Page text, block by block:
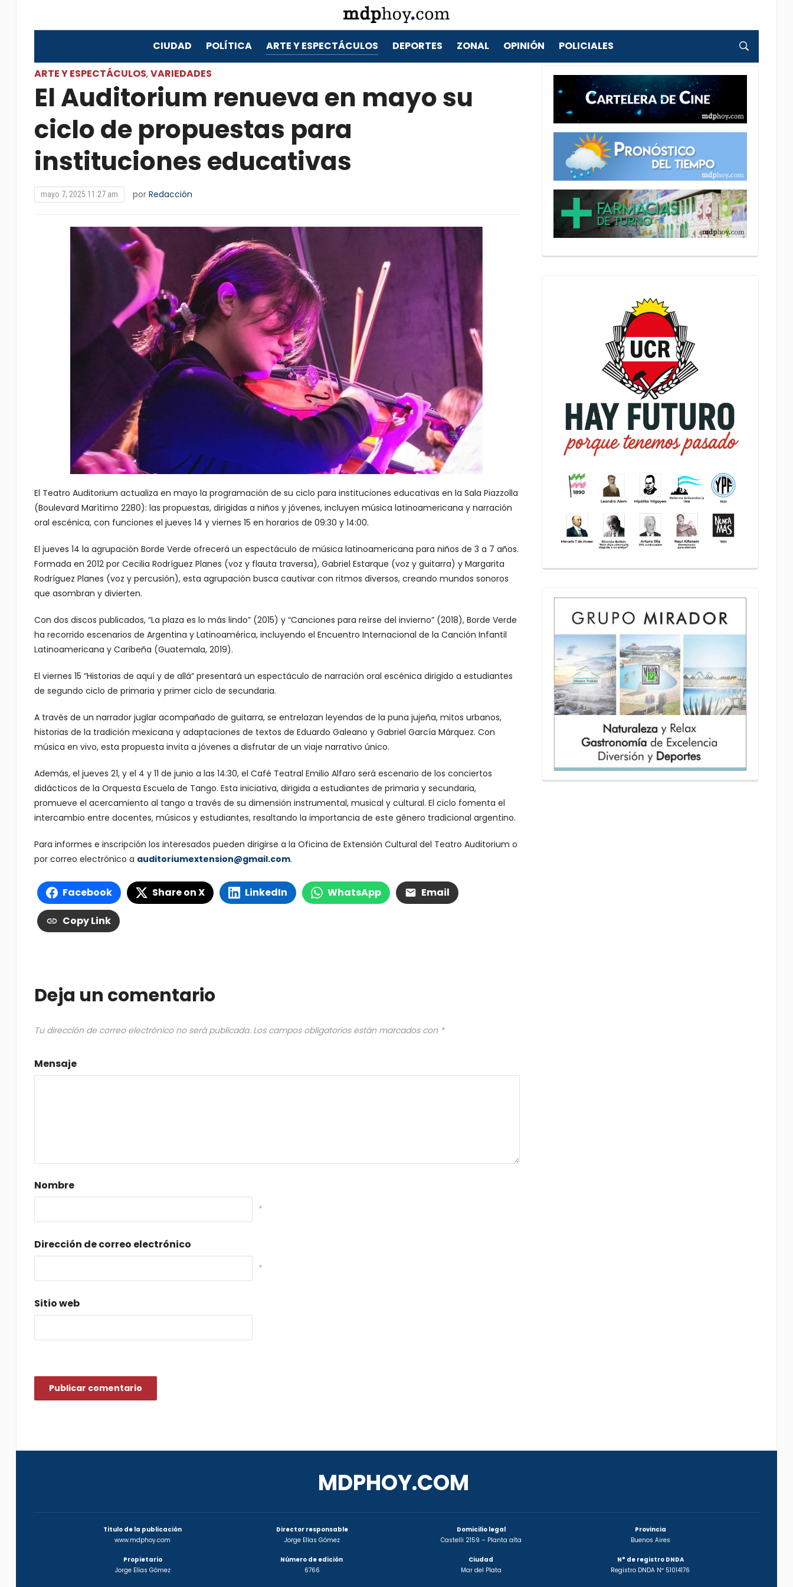
CIUDAD POLÍTICA ARTE Y ESPECTÁCULOS DEPORTES ZONAL OPINIÓN POLICIALES
ARTE Y ESPECTÁCULOS, VARIEDADES
El Auditorium renueva en mayo su
ciclo de propuestas para
instituciones educativas
mayo 7, 2025 11:27 am por Redacción
El Teatro Auditorium actualiza en mayo la programación de su ciclo para instituciones educativas en la Sala Piazzolla
(Boulevard Marítimo 2280): las propuestas, dirigidas a niños y jóvenes, incluyen música latinoamericana y narración
oral escénica, con funciones el jueves 14 y viernes 15 en horarios de 09:30 y 14:00.
El jueves 14 la agrupación Borde Verde ofrecerá un espectáculo de música latinoamericana para niños de 3 a 7 años.
Formada en 2012 por Cecilia Rodríguez Planes (voz y flauta traversa), Gabriel Estarque (voz y guitarra) y Margarita
Rodríguez Planes (voz y percusión), esta agrupación busca cautivar con ritmos diversos, creando mundos sonoros
que asombran y divierten.
Con dos discos publicados, “La plaza es lo más lindo” (2015) y “Canciones para reírse del invierno” (2018), Borde Verde
ha recorrido escenarios de Argentina y Latinoamérica, incluyendo el Encuentro Internacional de la Canción Infantil
Latinoamericana y Caribeña (Guatemala, 2019).
El viernes 15 “Historias de aquí y de allá” presentará un espectáculo de narración oral escénica dirigido a estudiantes
de segundo ciclo de primaria y primer ciclo de secundaria.
A través de un narrador juglar acompañado de guitarra, se entrelazan leyendas de la puna jujeña, mitos urbanos,
historias de la tradición mexicana y adaptaciones de textos de Eduardo Galeano y Gabriel García Márquez. Con
música en vivo, esta propuesta invita a jóvenes a disfrutar de un viaje narrativo único.
Además, el jueves 21, y el 4 y 11 de junio a las 14:30, el Café Teatral Emilio Alfaro será escenario de los conciertos
didácticos de la Orquesta Escuela de Tango. Esta iniciativa, dirigida a estudiantes de primaria y secundaria,
promueve el acercamiento al tango a través de su dimensión instrumental, musical y cultural. El ciclo fomenta el
intercambio entre docentes, músicos y estudiantes, resaltando la importancia de este género tradicional argentino.
Para informes e inscripción los interesados pueden dirigirse a la Oficina de Extensión Cultural del Teatro Auditorium o
por correo electrónico a auditoriumextension@gmail.com.
Facebook Share on X LinkedIn WhatsApp Email
Copy Link
Deja un comentario
Tu dirección de correo electrónico no será publicada. Los campos obligatorios están marcados con *
Mensaje
Nombre
*
Dirección de correo electrónico
*
Sitio web
MDPHOY.COM
Titulo de la publicación
www.mdphoy.com
Propietario
Jorge Elías Gómez
Director responsable
Jorge Elías Gómez
Número de edición
6766
Domicilio legal
Castelli 2159 – Planta alta
Ciudad
Mar del Plata
Provincia
Buenos Aires
N° de registro DNDA
Registro DNDA Nº 51014176